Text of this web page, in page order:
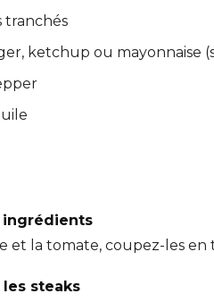
tranchés
ketchup ou mayonnaise
ingrédients
et la tomate, coupez-les
steaks